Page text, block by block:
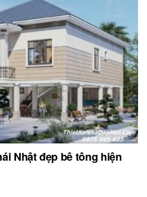
Nhật đẹp bê tông hiện